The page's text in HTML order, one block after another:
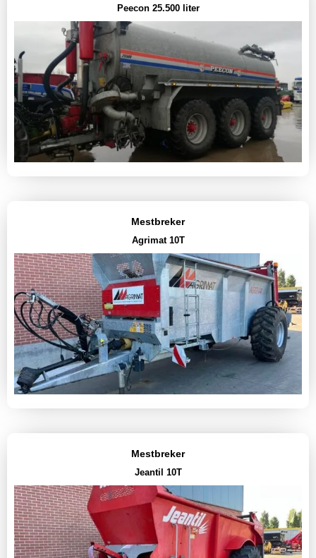
Peecon 25.500 liter
Mestbreker
Agrimat 10T
Mestbreker
Jeantil 10T